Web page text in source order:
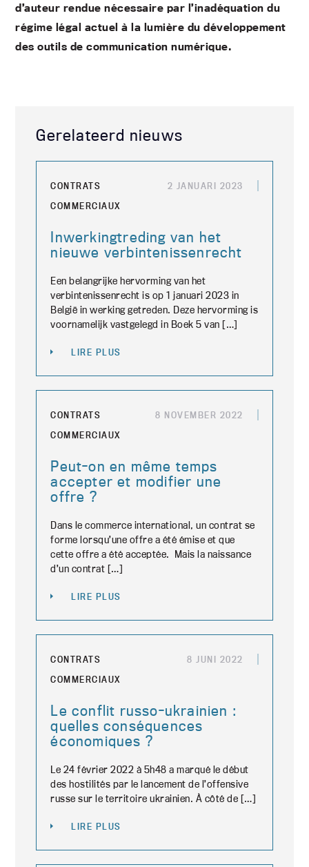
d’auteur rendue nécessaire par l’inadéquation du
régime légal actuel à la lumière du développement
des outils de communication numérique.
Gerelateerd nieuws
CONTRATS
COMMERCIAUX
2 JANUARI 2023
Inwerkingtreding van het
nieuwe verbintenissenrecht
Een belangrijke hervorming van het
verbintenissenrecht is op 1 januari 2023 in
België in werking getreden. Deze hervorming is
voornamelijk vastgelegd in Boek 5 van […]
LIRE PLUS
CONTRATS
COMMERCIAUX
8 NOVEMBER 2022
Peut-on en même temps
accepter et modifier une
offre ?
Dans le commerce international, un contrat se
forme lorsqu’une offre a été émise et que
cette offre a été acceptée. Mais la naissance
d’un contrat […]
LIRE PLUS
CONTRATS
COMMERCIAUX
8 JUNI 2022
Le conflit russo-ukrainien :
quelles conséquences
économiques ?
Le 24 février 2022 à 5h48 a marqué le début
des hostilités par le lancement de l’offensive
russe sur le territoire ukrainien. À côté de […]
LIRE PLUS